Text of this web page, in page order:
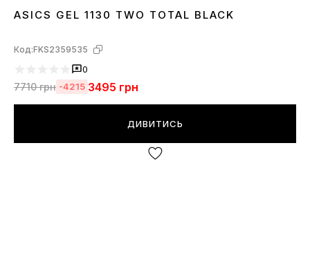
36 37383940 41 42 43 4445
ASICS GEL 1130 TWO TOTAL BLACK
Код:FKS2359535
0
7710грн -4215 3495 грн
ДИВИТИСЬ